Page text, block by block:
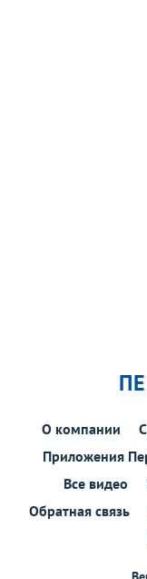
О компании
Приложения
Все видео
Обратная связь